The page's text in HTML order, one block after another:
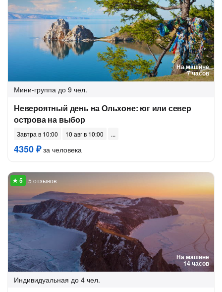
На машине
7 часов
Мини-группа до 9 чел.
Невероятный день на Ольхоне: юг или север
острова на выбор
Завтра в 10:00 10 авг в 10:00
4350 ₽за человека
На машине
14 часов
5 отзывов
Индивидуальная до 4 чел.